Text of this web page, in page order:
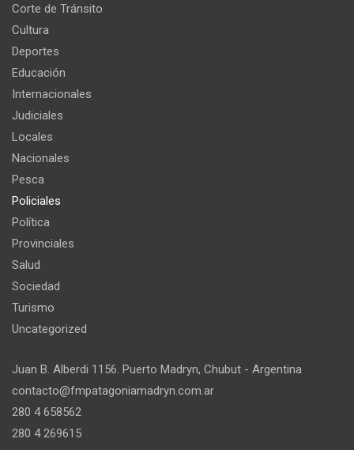
Corte de Tránsito
Cultura
Deportes
Educación
Internacionales
Judiciales
Locales
Nacionales
Pesca
Policiales
Política
Provinciales
Salud
Sociedad
Turismo
Uncategorized
Juan B. Alberdi 1156. Puerto Madryn, Chubut - Argentina
contacto@fmpatagoniamadryn.com.ar
280 4 658562
280 4 269615